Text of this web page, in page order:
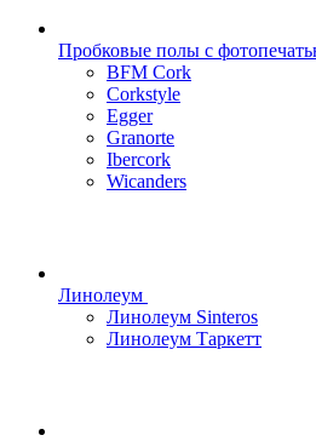
Пробковые полы с
BFM Cork
Corkstyle
Egger
Granorte
Ibercork
Wicanders
Линолеум
Линолеум Sinteros
Линолеум Таркетт